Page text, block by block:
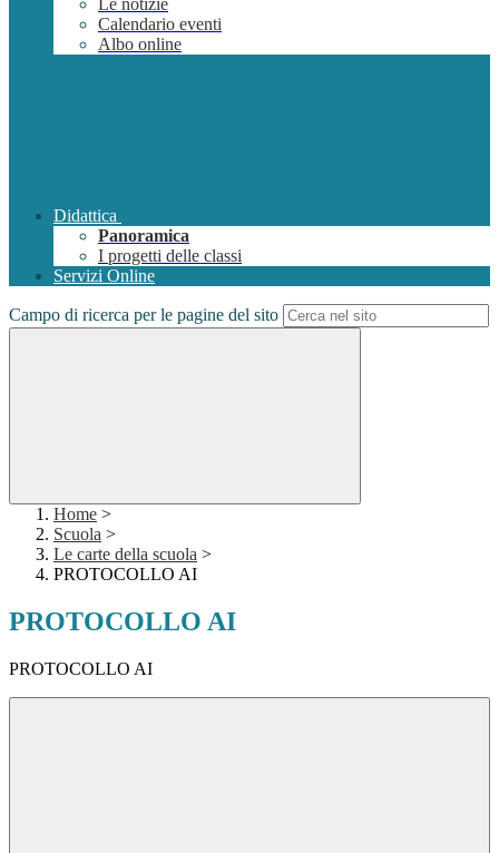
Le notizie
Calendario eventi
Albo online
Didattica
Panoramica
I progetti delle classi
Servizi Online
Campo di ricerca per le pagine del sito
Home >
Scuola >
Le carte della scuola >
PROTOCOLLO AI
PROTOCOLLO AI
PROTOCOLLO AI